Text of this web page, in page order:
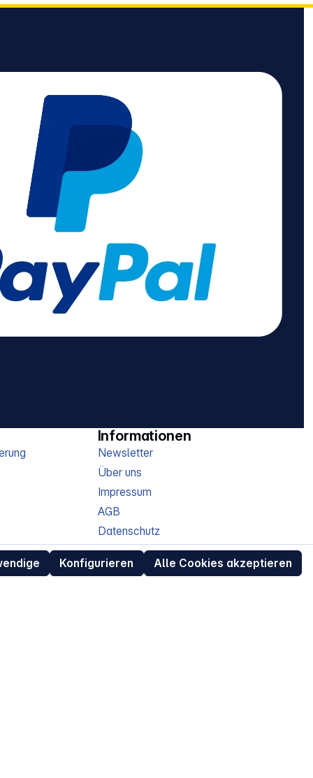
Informationen
Newsletter
Über uns
Impressum
AGB
Datenschutz
Widerrufsrecht für Verbraucher
Retouren (RMA) für Business-Kunden
Konfigurieren Alle Cookies akzeptieren